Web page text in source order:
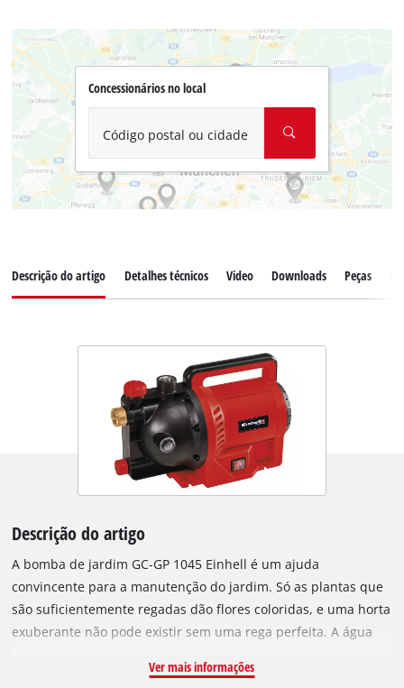
Concessionários no local
Código postal ou cidade
Descrição do artigo Detalhes técnicos Video Downloads Peças
Descrição do artigo
A bomba de jardim GC-GP 1045 Einhell é um ajuda
convincente para a manutenção do jardim. Só as plantas que
são suficientemente regadas dão flores coloridas, e uma horta
exuberante não pode existir sem uma rega perfeita. A água
naturais, dado que são águas “mais leves”. Ao contrário da
Ver mais informações